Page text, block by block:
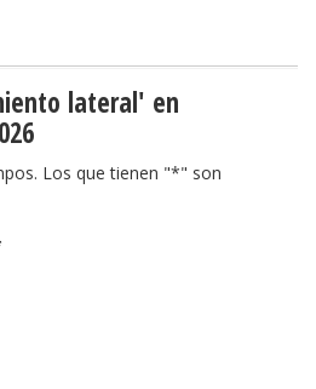
lateral' en
Los que tienen "*" son